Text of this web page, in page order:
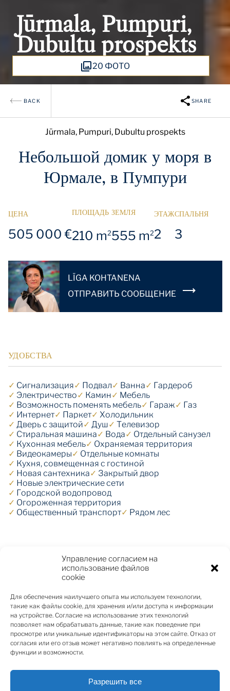
Управление согласием на
использование файлов
cookie
Для обеспечения наилучшего опыта мы используем технологии,
такие как файлы cookie, для хранения и/или доступа к информации
на устройстве. Согласие на использование этих технологий
позволяет нам обрабатывать данные, такие как поведение при
просмотре или уникальные идентификаторы на этом сайте. Отказ от
согласия или его отзыв может негативно повлиять на определенные
функции и возможности.
Разрешить все
Jūrmala, Pumpuri,
Dubultu prospekts
20 ФОТО
BACK SHARE
Jūrmala, Pumpuri, Dubultu prospekts
Небольшой домик у моря в
Юрмале, в Пумпури
ЦЕНА
505 000 €
ПЛОЩАДЬ
210 m2
ЗЕМЛЯ
555 m2
ЭТАЖ
2
СПАЛЬНЯ
3
LĪGA KOHTANENA
OТПРАВИТЬ СООБЩЕНИЕ
УДОБСТВА
✓ Cигнализация✓ Подвал✓ Ванна✓ Гардероб
✓ Электричество✓ Камин✓ Мебель
✓ Возможность поменять мебель✓ Гараж✓ Газ
✓ Интернет✓ Паркет✓ Холодильник
✓ Дверь с защитой✓ Душ✓ Телевизор
✓ Стиральная машина✓ Вода✓ Отдельный санузел
✓ Кухонная мебель✓ Охраняемая территория
✓ Видеокамеры✓ Отдельные комнаты
✓ Кухня, совмещенная с гостиной
✓ Новая сантехника✓ Закрытый двор
✓ Новые электрические сети
✓ Городской водопровод
✓ Огороженная территория
✓ Общественный транспорт✓ Рядом лес
частный дом в современном стиле с участком рядом
с морем в регионе Пумпури, на проспекте Дубулту.
Собственность находится в удобном месте с
хорошей инфраструктурой города – рядом
находится общественный транспорт, кафе,
подключение - газа, эл-во, городская вода,
инетренет. Общая площадь дома - 210 кв. м. плюс